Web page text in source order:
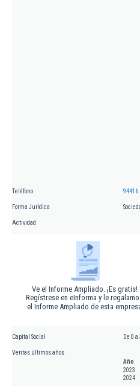
Teléfono 94416...
Forma Jurídica
Actividad
Ve el Informe Ampliado. ¡Es gratis!
Regístrese en eInforma y le
el Informe Ampliado de esta
Capital Social De 0 a
Ventas últimos años
Año
2023
2024